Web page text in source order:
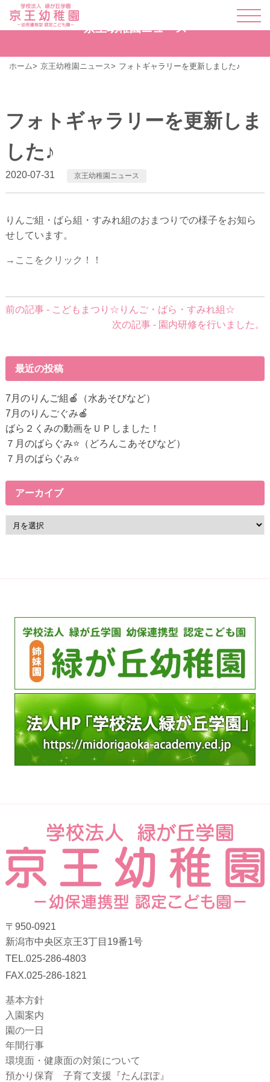
京王幼稚園ニュース
ホーム 京王幼稚園ニュース フォトギャラリーを更新しました♪
フォトギャラリーを更新しま
した♪
2020-07-31 京王幼稚園ニュース
りんご組・ばら組・すみれ組のおまつりでの様子をお知ら
せしています。
→ここをクリック！！
前
へ
の
リ
ン
ク
前の記事 - こどもまつり☆りんご・ばら・すみれ組☆
次の記事 - 園内研修を行いました。
最近の投稿
7月のりんご組🍎（水あそびなど）
7月のりんごぐみ🍎
ばら２くみの動画をＵＰしました！
７月のばらぐみ⭐（どろんこあそびなど）
７月のばらぐみ⭐
アーカイブ
ー
ブ
〒950-0921
新潟市中央区京王3丁目19番1号
TEL.025-286-4803
FAX.025-286-1821
基本方針
入園案内
園の一日
年間行事
環境面・健康面の対策について
預かり保育 子育て支援『たんぽぽ』